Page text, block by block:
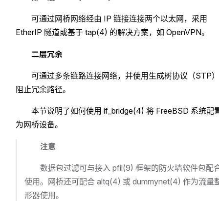
可通过网桥网络经由 IP 链接连接两个以太网，采用
EtherIP 隧道或基于 tap(4) 的解决方案，如 OpenVPN。
二层冗余
可通过多条链路连接网络，并使用生成树协议（STP）
阻止冗余路径。
本节说明了如何使用 if_bridge(4) 将 FreeBSD 系统配
为网桥设备。
注意
数据包过滤可与接入 pfil(9) 框架的防火墙软件包配
使用。网桥还可配合 altq(4) 或 dummynet(4) 作为流量
形器使用。